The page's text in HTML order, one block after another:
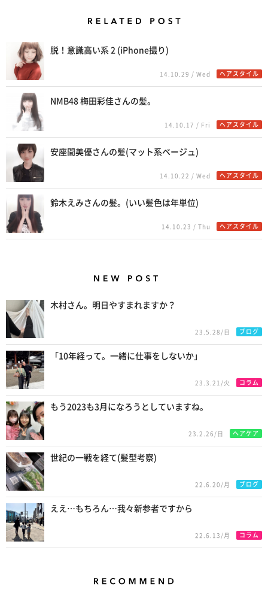
脱！意識高い系 2 (iPhone撮り)
14.10.29 / Wed ヘアスタイル
NMB48 梅田彩佳さんの髪。
14.10.17 / Fri ヘアスタイル
安座間美優さんの髪(マット系ベージュ)
14.10.22 / Wed ヘアスタイル
鈴木えみさんの髪。(いい髪色は年単位)
14.10.23 / Thu ヘアスタイル
木村さん。明日やすまれますか？
23.5.28/日 ブログ
「10年経って。一緒に仕事をしないか」
23.3.21/火 コラム
もう2023も3月になろうとしていますね。
23.2.26/日 ヘアケア
世紀の一戦を経て(髪型考察)
22.6.20/月 ブログ
ええ…もちろん…我々新参者ですから
22.6.13/月 コラム